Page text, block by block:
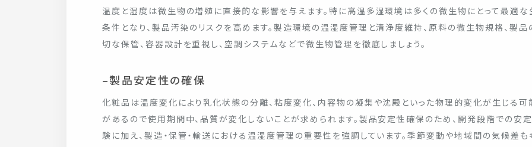
温度と湿度は微生物の増殖に直接的な影響を与えます。特に高温多湿環境は多くの微生物にとって最適な
条件となり、製品汚染のリスクを高めます。製造環境の温湿度管理と清浄度維持、原料の微生物規格、製品
切な保管、容器設計を重視し、空調システムなどで微生物管理を徹底しましょう。
–製品安定性の確保
化粧品は温度変化により乳化状態の分離、粘度変化、内容物の凝集や沈殿といった物理的変化が生じる可
があるので使用期間中、品質が変化しないことが求められます。製品安定性確保のため、開発段階での安
験に加え、製造・保管・輸送における温湿度管理の重要性を強調しています。季節変動や地域間の気候差